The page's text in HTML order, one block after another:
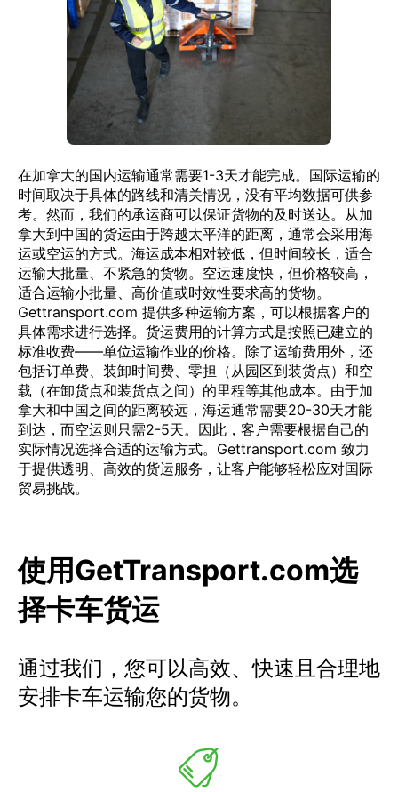
在加拿大的国内运输通常需要1-3天才能完成。国际运输的
时间取决于具体的路线和清关情况，没有平均数据可供参
考。然而，我们的承运商可以保证货物的及时送达。从加
拿大到中国的货运由于跨越太平洋的距离，通常会采用海
运或空运的方式。海运成本相对较低，但时间较长，适合
运输大批量、不紧急的货物。空运速度快，但价格较高，
适合运输小批量、高价值或时效性要求高的货物。
Gettransport.com 提供多种运输方案，可以根据客户的
具体需求进行选择。货运费用的计算方式是按照已建立的
标准收费——单位运输作业的价格。除了运输费用外，还
包括订单费、装卸时间费、零担（从园区到装货点）和空
载（在卸货点和装货点之间）的里程等其他成本。由于加
拿大和中国之间的距离较远，海运通常需要20-30天才能
到达，而空运则只需2-5天。因此，客户需要根据自己的
实际情况选择合适的运输方式。Gettransport.com 致力
于提供透明、高效的货运服务，让客户能够轻松应对国际
贸易挑战。
使用GetTransport.com选
择卡车货运
通过我们，您可以高效、快速且合理地
安排卡车运输您的货物。